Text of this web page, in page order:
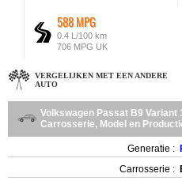
588 MPG
0.4 L/100 km
706 MPG UK
VERGELIJKEN MET EEN ANDERE
AUTO
Volkswagen Passat B9 Variant
Carrosserie, Model en
Generatie :
Carrosserie :